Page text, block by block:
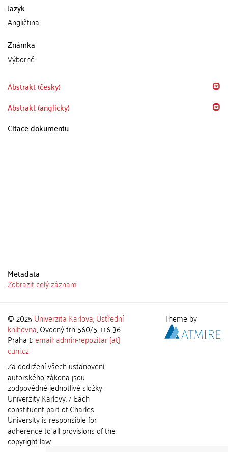
Jazyk
Angličtina
Známka
Výborně
Abstrakt (česky)
Abstrakt (anglicky)
Citace dokumentu
Metadata
Zobrazit celý záznam
© 2025 Univerzita Karlova,Ústřední
knihovna, Ovocný trh 560/5, 116 36
Praha 1;email: admin-repozitar [at]
cuni.cz
Za dodržení všech ustanovení
autorského zákona jsou
zodpovědné jednotlivé složky
Univerzity Karlovy. / Each
constituent part of Charles
University is responsible for
adherence to all provisions of the
copyright law.
Theme by